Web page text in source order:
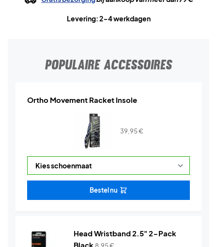
Levering: 2-4 werkdagen
POPULAIRE ACCESSOIRES
Ortho Movement Racket Insole
39,95€
Bestel nu
Head Wristband 2.5" 2-Pack
Black